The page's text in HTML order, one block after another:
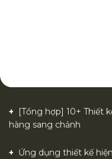
[Tổng hợp] 10+ Thiết
hàng sang chảnh
Ứng dụng thiết kế